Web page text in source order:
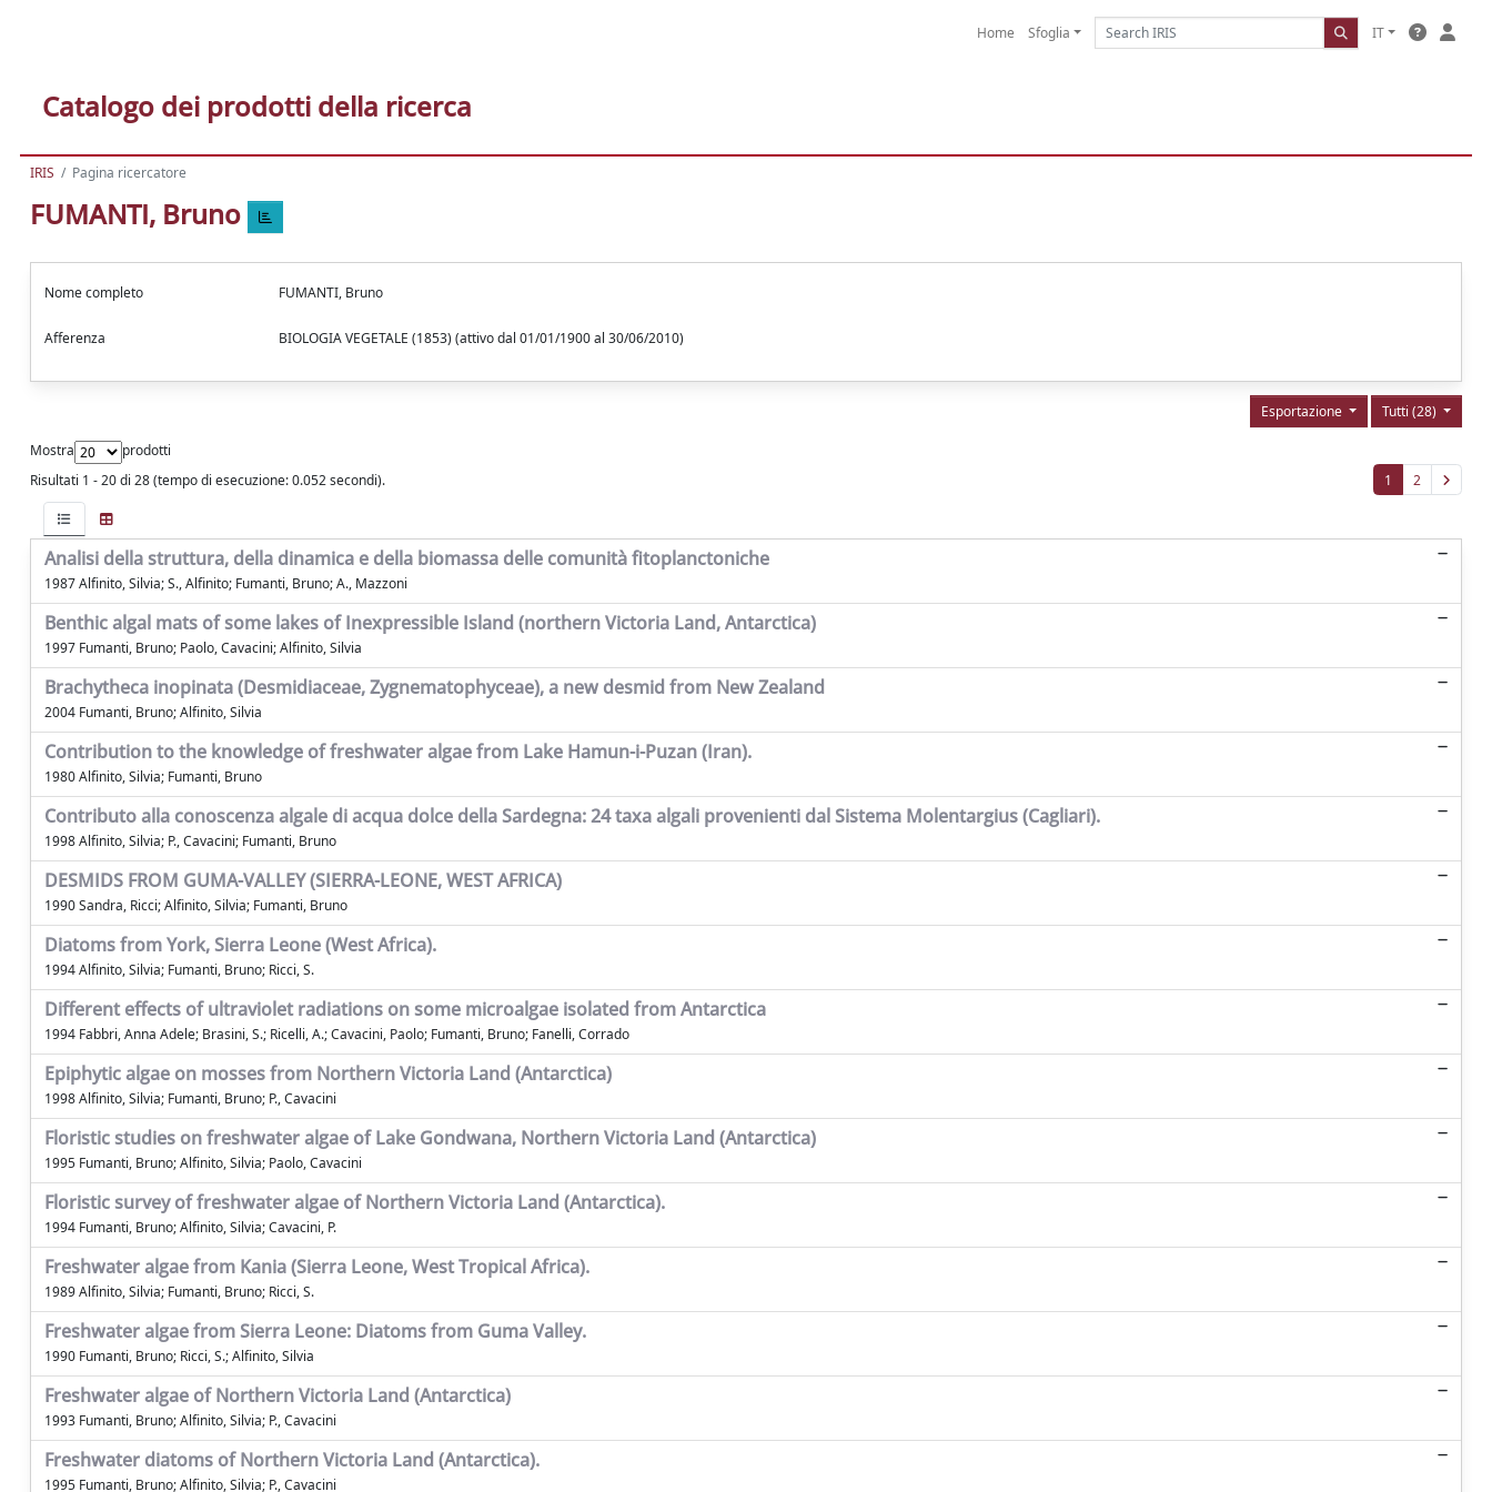
Home Sfoglia IT
Catalogo dei prodotti della ricerca
IRIS Pagina ricercatore
FUMANTI, Bruno
Nome completo FUMANTI, Bruno
Afferenza BIOLOGIA VEGETALE (1853) (attivo dal 01/01/1900 al 30/06/2010)
Tutti (28)
Esportazione
Mostra
prodotti
Risultati 1 - 20 di 28 (tempo di esecuzione: 0.052 secondi).
1 2
Analisi della struttura, della dinamica e della biomassa delle comunità fitoplanctoniche
1987 Alfinito, Silvia; S., Alfinito; Fumanti, Bruno; A., Mazzoni
Benthic algal mats of some lakes of Inexpressible Island (northern Victoria Land, Antarctica)
1997 Fumanti, Bruno; Paolo, Cavacini; Alfinito, Silvia
Brachytheca inopinata (Desmidiaceae, Zygnematophyceae), a new desmid from New Zealand
2004 Fumanti, Bruno; Alfinito, Silvia
Contribution to the knowledge of freshwater algae from Lake Hamun-i-Puzan (Iran).
1980 Alfinito, Silvia; Fumanti, Bruno
Contributo alla conoscenza algale di acqua dolce della Sardegna: 24 taxa algali provenienti dal Sistema Molentargius (Cagliari).
1998 Alfinito, Silvia; P., Cavacini; Fumanti, Bruno
DESMIDS FROM GUMA-VALLEY (SIERRA-LEONE, WEST AFRICA)
1990 Sandra, Ricci; Alfinito, Silvia; Fumanti, Bruno
Diatoms from York, Sierra Leone (West Africa).
1994 Alfinito, Silvia; Fumanti, Bruno; Ricci, S.
Different effects of ultraviolet radiations on some microalgae isolated from Antarctica
1994 Fabbri, Anna Adele; Brasini, S.; Ricelli, A.; Cavacini, Paolo; Fumanti, Bruno; Fanelli, Corrado
Epiphytic algae on mosses from Northern Victoria Land (Antarctica)
1998 Alfinito, Silvia; Fumanti, Bruno; P., Cavacini
Floristic studies on freshwater algae of Lake Gondwana, Northern Victoria Land (Antarctica)
1995 Fumanti, Bruno; Alfinito, Silvia; Paolo, Cavacini
Floristic survey of freshwater algae of Northern Victoria Land (Antarctica).
1994 Fumanti, Bruno; Alfinito, Silvia; Cavacini, P.
Freshwater algae from Kania (Sierra Leone, West Tropical Africa).
1989 Alfinito, Silvia; Fumanti, Bruno; Ricci, S.
Freshwater algae from Sierra Leone: Diatoms from Guma Valley.
1990 Fumanti, Bruno; Ricci, S.; Alfinito, Silvia
Freshwater algae of Northern Victoria Land (Antarctica)
1993 Fumanti, Bruno; Alfinito, Silvia; P., Cavacini
Freshwater diatoms of Northern Victoria Land (Antarctica).
1995 Fumanti, Bruno; Alfinito, Silvia; P., Cavacini